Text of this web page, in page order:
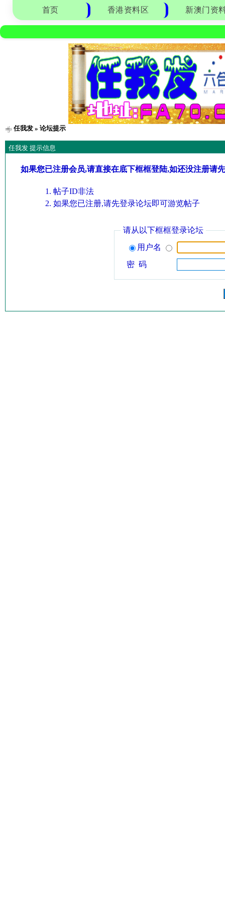
首页 香港资料区 新澳门资
任我发» 论坛提示
任我发 提示信息
如果您已注册会员,请直接在底下框框登陆,如还没注册请
帖子ID非法
如果您已注册,请先登录论坛即可游览帖子
请从以下框框登录论坛
用户名
密 码